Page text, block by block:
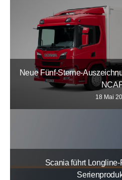
Neue Fünf-Sterne-
18 Mai
Scania führt